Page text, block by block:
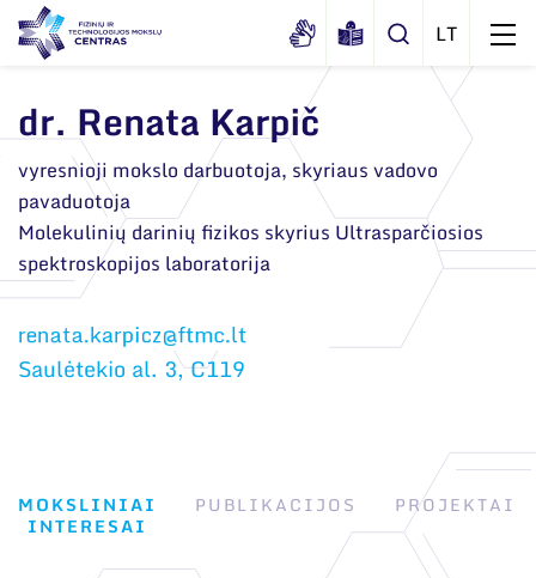
Apie mus
Dokumentai
Sertifikatai ir akreditavimo pažymėjimai
Korupcijos prevencija
Nuorodos
Narystė nacionalinėse ir tarptautinėse
organizacijose bei asociacijose
Struktūra
Administracija
Moksliniai skyriai
Mokslininkai emeritai
Naujienos
Renginiai
Tinklalaidės
Bendri rekvizitai
dr. Renata Karpič
vyresnioji mokslo darbuotoja, skyriaus vadovo
pavaduotoja
Molekulinių darinių fizikos skyrius Ultrasparčiosios
spektroskopijos laboratorija
Saulėtekio al. 3, C119
MOKSLINIAI
INTERESAI
PUBLIKACIJOS PROJEKTAI